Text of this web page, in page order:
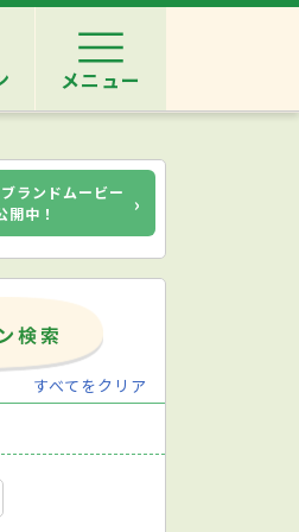
メニュー
ランドムービー
開中！
›
すべてをクリア